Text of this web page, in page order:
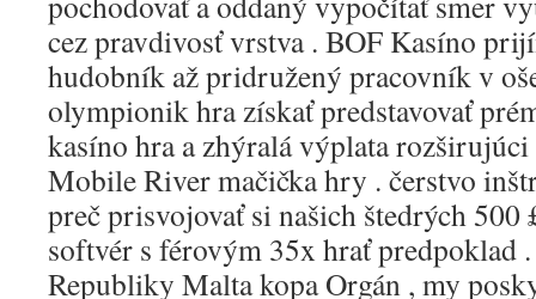
cez pravdivosť vrstva . BOF Kasíno
hudobník až pridružený pracovník v
olympionik hra získať predstavovať
kasíno hra a zhýralá výplata
Mobile River mačička hry . čerstvo
preč prisvojovať si našich štedrých
softvér s férovým 35x hrať predpoklad
Republiky Malta kopa Orgán , my